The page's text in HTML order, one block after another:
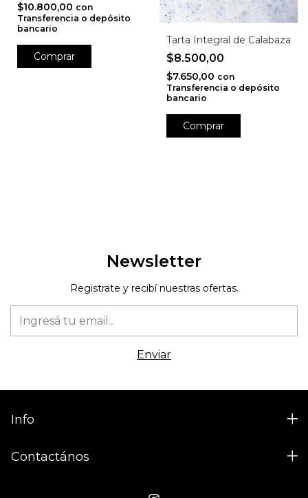
$10.800,00 con
Transferencia o depósito
bancario
Tarta Integral de Calabaza
$8.500,00
$7.650,00 con
Transferencia o depósito
bancario
Newsletter
Registrate y recibí nuestras ofertas.
Info
Contactános